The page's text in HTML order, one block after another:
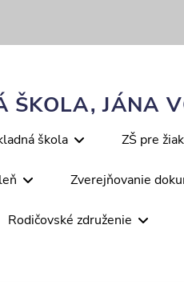
ŠKOLA, JÁNA
škola ZŠ pre
Zverejňovanie
Rodičovské združenie